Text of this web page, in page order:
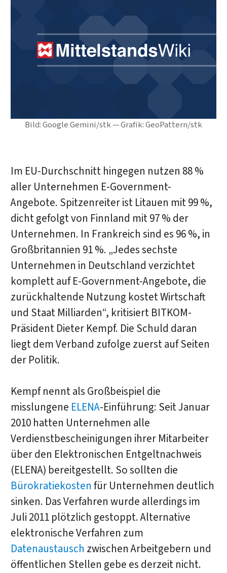
Bild: Google Gemini/stk — Grafik: GeoPattern/stk
Im EU-Durchschnitt hingegen nutzen 88 %
aller Unternehmen E-Government-
Angebote. Spitzenreiter ist Litauen mit 99 %,
dicht gefolgt von Finnland mit 97 % der
Unternehmen. In Frankreich sind es 96 %, in
Großbritannien 91 %. „Jedes sechste
Unternehmen in Deutschland verzichtet
komplett auf E-Government-Angebote, die
zurückhaltende Nutzung kostet Wirtschaft
und Staat Milliarden“, kritisiert BITKOM-
Präsident Dieter Kempf. Die Schuld daran
liegt dem Verband zufolge zuerst auf Seiten
der Politik.
Kempf nennt als Großbeispiel die
misslungene ELENA-Einführung: Seit Januar
2010 hatten Unternehmen alle
Verdienstbescheinigungen ihrer Mitarbeiter
über den Elektronischen Entgeltnachweis
(ELENA) bereitgestellt. So sollten die
Bürokratiekosten für Unternehmen deutlich
sinken. Das Verfahren wurde allerdings im
Juli 2011 plötzlich gestoppt. Alternative
elektronische Verfahren zum
Datenaustausch zwischen Arbeitgebern und
öffentlichen Stellen gebe es derzeit nicht.